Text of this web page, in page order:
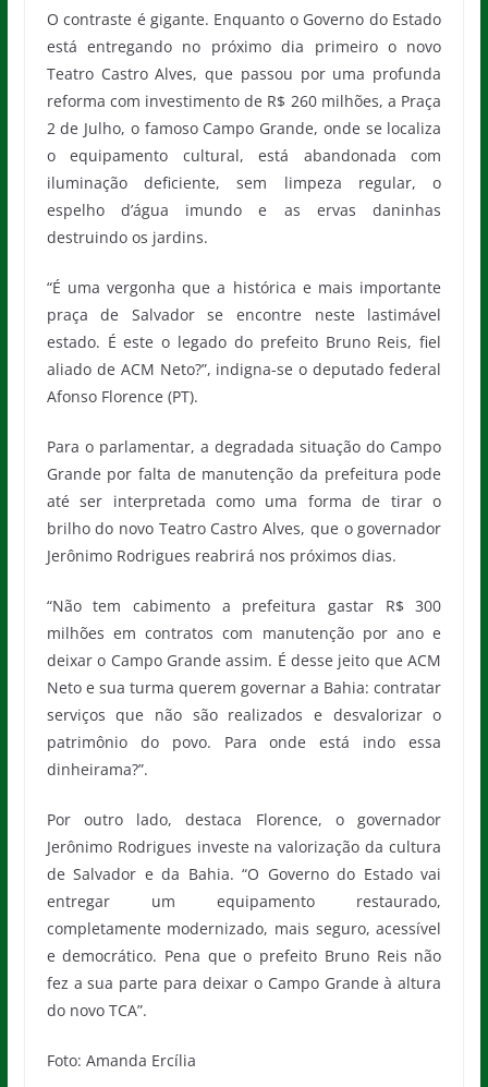
O contraste é gigante. Enquanto o Governo do Estado
está entregando no próximo dia primeiro o novo
Teatro Castro Alves, que passou por uma profunda
reforma com investimento de R$ 260 milhões, a Praça
2 de Julho, o famoso Campo Grande, onde se localiza
o equipamento cultural, está abandonada com
iluminação deficiente, sem limpeza regular, o
espelho d’água imundo e as ervas daninhas
destruindo os jardins.
“É uma vergonha que a histórica e mais importante
praça de Salvador se encontre neste lastimável
estado. É este o legado do prefeito Bruno Reis, fiel
aliado de ACM Neto?”, indigna-se o deputado federal
Afonso Florence (PT).
Para o parlamentar, a degradada situação do Campo
Grande por falta de manutenção da prefeitura pode
até ser interpretada como uma forma de tirar o
brilho do novo Teatro Castro Alves, que o governador
Jerônimo Rodrigues reabrirá nos próximos dias.
“Não tem cabimento a prefeitura gastar R$ 300
milhões em contratos com manutenção por ano e
deixar o Campo Grande assim. É desse jeito que ACM
Neto e sua turma querem governar a Bahia: contratar
serviços que não são realizados e desvalorizar o
patrimônio do povo. Para onde está indo essa
dinheirama?”.
Por outro lado, destaca Florence, o governador
Jerônimo Rodrigues investe na valorização da cultura
de Salvador e da Bahia. “O Governo do Estado vai
entregar um equipamento restaurado,
completamente modernizado, mais seguro, acessível
e democrático. Pena que o prefeito Bruno Reis não
fez a sua parte para deixar o Campo Grande à altura
do novo TCA”.
Foto: Amanda Ercília